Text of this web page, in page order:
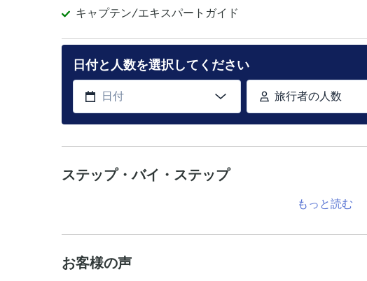
キャプテン/エキスパートガイド
日付と人数を選択してください
旅行者の人数
ステップ・バイ・ステップ
もっと読む
お客様の声